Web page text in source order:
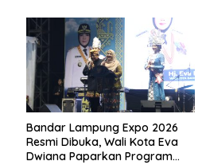
Bandar Lampung Expo 2026
Resmi Dibuka, Wali Kota Eva
Dwiana Paparkan Program